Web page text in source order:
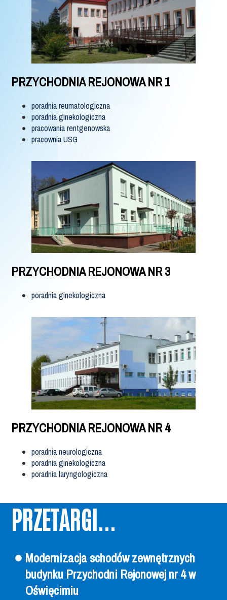
PRZYCHODNIA REJONOWA NR 1
poradnia reumatologiczna
poradnia ginekologiczna
pracowania rentgenowska
pracownia USG
PRZYCHODNIA REJONOWA NR 3
poradnia ginekologiczna
PRZYCHODNIA REJONOWA NR 4
poradnia neurologiczna
poradnia ginekologiczna
poradnia laryngologiczna
PRZETARGI...
Modernizacja schodów zewnętrznych
budynku Przychodni Rejonowej nr 4 w
Oświęcimiu